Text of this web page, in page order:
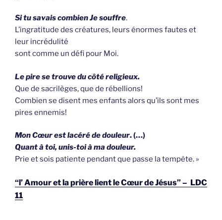
Si tu savais combien Je souffre.
L’ingratitude des créatures, leurs énormes fautes et
leur incrédulité
sont comme un défi pour Moi.
Le pire se trouve du côté religieux.
Que de sacrilèges, que de rébellions!
Combien se disent mes enfants alors qu’ils sont mes
pires ennemis!
Mon Cœur est lacéré de douleur. (…)
Quant à toi, unis-toi à ma douleur.
Prie et sois patiente pendant que passe la tempête. »
“l’ Amour et la prière lient le Cœur de Jésus” – LDC
11